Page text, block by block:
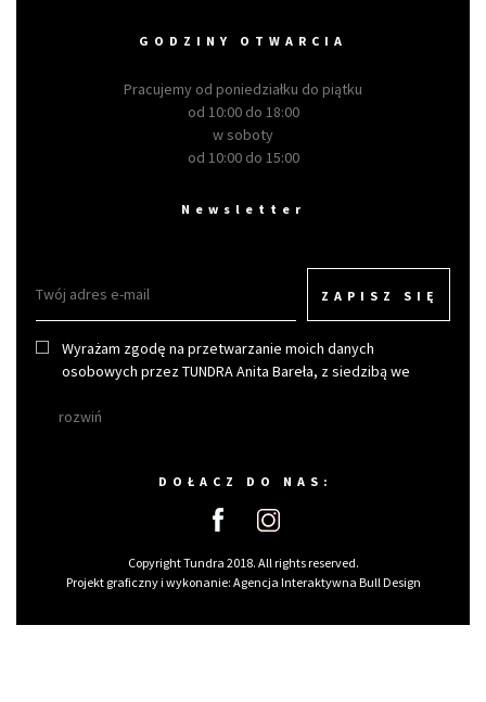
GODZINY OTWARCIA
Pracujemy od poniedziałku do piątku
od 10:00 do 18:00
w soboty
od 10:00 do 15:00
Newsletter
ZAPISZ SIĘ
Wyrażam zgodę na przetwarzanie moich danych
osobowych przez TUNDRA Anita Bareła, z siedzibą we
rozwiń
DOŁACZ DO NAS:
Copyright Tundra 2018. All rights reserved.
Projekt graficzny i wykonanie: Agencja Interaktywna Bull Design